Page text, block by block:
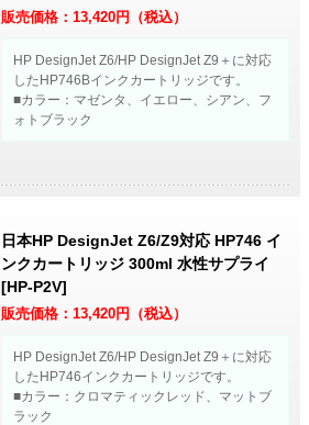
販売価格：13,420円（税込）
HP DesignJet Z6/HP DesignJet Z9＋に対応
したHP746Bインクカートリッジです。
■カラー：マゼンタ、イエロー、シアン、フ
ォトブラック
日本HP DesignJet Z6/Z9対応 HP746 イ
ンクカートリッジ 300ml 水性サプライ
[HP-P2V]
販売価格：13,420円（税込）
HP DesignJet Z6/HP DesignJet Z9＋に対応
したHP746インクカートリッジです。
■カラー：クロマティックレッド、マットブ
ラック